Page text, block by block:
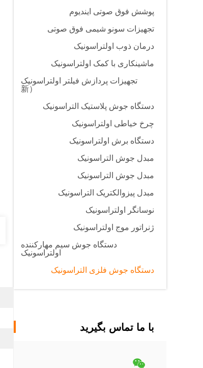
پوشش فوق صوتی ایندیوم
تجهیزات سونو شیمی فوق صوتی
درمان ذوب اولتراسونیک
ماشینکاری با کمک اولتراسونیک
تجهیزات پردازش فیلتر اولتراسونیک
（新
دستگاه جوش پلاستیک التراسونیک
چرخ خیاطی اولتراسونیک
دستگاه برش اولتراسونیک
مبدل جوش التراسونیک
مبدل جوش التراسونیک
مبدل پیزوالکتریک التراسونیک
نوسانگر اولتراسونیک
ژنراتور موج اولتراسونیک
دستگاه جوش سیم مهارکننده
اولتراسونیک
دستگاه جوش فلزی التراسونیک
با ما تماس بگیرید